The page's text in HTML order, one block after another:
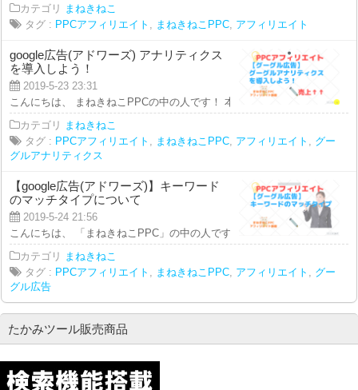
カテゴリ
まねきねこ
タグ : PPCアフィリエイト まねきねこPPC アフィリエイト
google広告(アドワーズ) アナリティクス
を導入しよう！
2019-5-23 23:31
こんにちは、 まねきねこPPCの中の人です！ 本日のアフィリエイト講座
カテゴリ
まねきねこ
タグ : PPCアフィリエイト まねきねこPPC アフィリエイト
グー
グルアナリティクス
【google広告(アドワーズ)】キーワード
のマッチタイプについて
2019-5-24 21:56
こんにちは、 「まねきねこPPC」の中の人です。 本日の動画では、 ＝＝
カテゴリ
まねきねこ
タグ : PPCアフィリエイト まねきねこPPC アフィリエイト
グー
グル広告
たかみツール販売商品